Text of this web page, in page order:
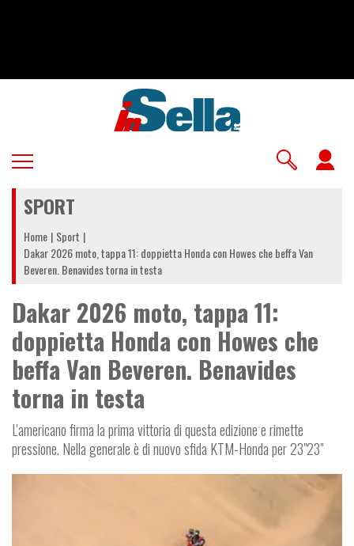
SPORT
Home Sport
Dakar 2026 moto, tappa 11: doppietta Honda con Howes che beffa Van
Beveren. Benavides torna in testa
Dakar 2026 moto, tappa 11:
doppietta Honda con Howes che
beffa Van Beveren. Benavides
torna in testa
L'americano firma la prima vittoria di questa edizione e rimette
pressione. Nella generale è di nuovo sfida KTM-Honda per 23"23"